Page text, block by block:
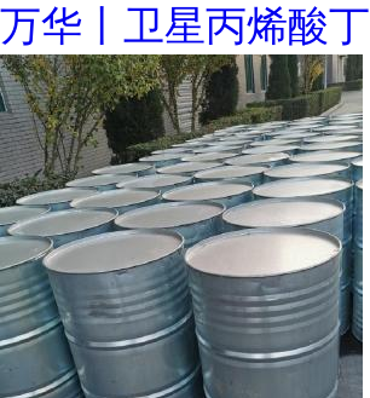
万华丨卫星丙烯酸